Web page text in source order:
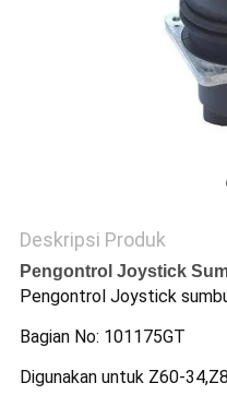
Deskripsi Produk
Pengontrol Joystick
Pengontrol Joystick
Bagian No: 101175GT
Digunakan untuk Z60-